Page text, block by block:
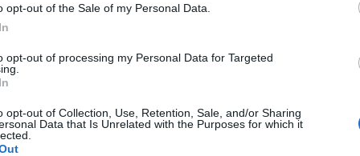
opt-out of the Sale of my Personal Data.
opt-out of processing my Personal Data for Targeted
opt-out of Collection, Use, Retention, Sale, and/or Sharing
Data that Is Unrelated with the Purposes for which it